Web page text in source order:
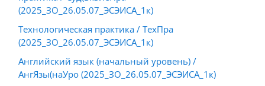
(2025_ЗО_26.05.07_ЭСЭИСА_1к)
Технологическая практика / ТехПра
(2025_ЗО_26.05.07_ЭСЭИСА_1к)
Английский язык (начальный уровень) /
АнгЯзы(наУро (2025_ЗО_26.05.07_ЭСЭИСА_1к)